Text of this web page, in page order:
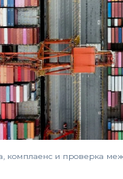
комплаенс и проверка